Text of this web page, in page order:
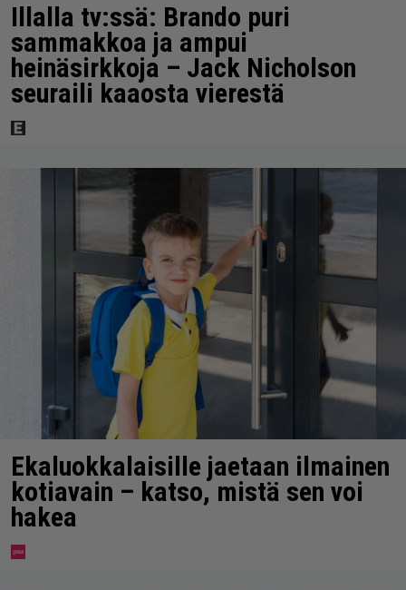
Illalla tv:ssä: Brando puri
sammakkoa ja ampui
heinäsirkkoja – Jack Nicholson
seuraili kaaosta vierestä
Ekaluokkalaisille jaetaan ilmainen
kotiavain – katso, mistä sen voi
hakea